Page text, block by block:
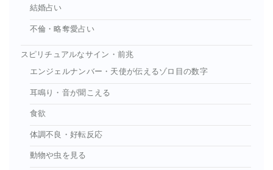
結婚占い
不倫・略奪愛占い
スピリチュアルなサイン・前兆
エンジェルナンバー・天使が伝えるゾロ目の数字
耳鳴り・音が聞こえる
食欲
体調不良・好転反応
動物や虫を見る